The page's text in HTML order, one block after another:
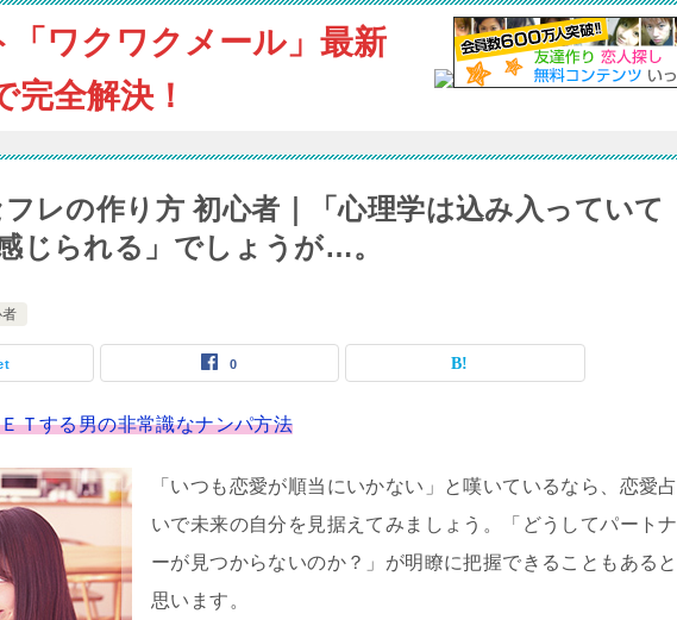
ワクワクメール」最新
完全解決！
レの作り方 初心者｜「心理学は込み入っていて
じられる」でしょうが…。
0
Ｔする男の非常識なナンパ方法
「いつも恋愛が順当にいかない」と嘆いているなら、恋愛占
いで未来の自分を見据えてみましょう。「どうしてパートナ
ーが見つからないのか？」が明瞭に把握できることもあると
思います。